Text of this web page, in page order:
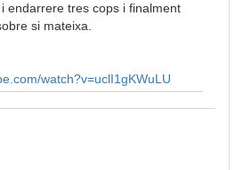
endarrere tres cops i finalment
si mateixa.
watch?v=uclI1gKWuLU